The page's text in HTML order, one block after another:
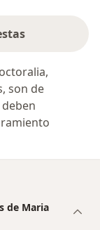
son de
de Maria